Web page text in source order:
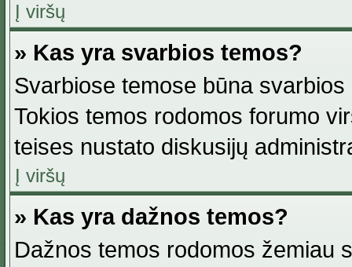
Į viršų
» Kas yra svarbios temos?
Svarbiose temose būna
Tokios temos rodomos forumo
teises nustato diskusijų
Į viršų
» Kas yra dažnos temos?
Dažnos temos rodomos žemiau